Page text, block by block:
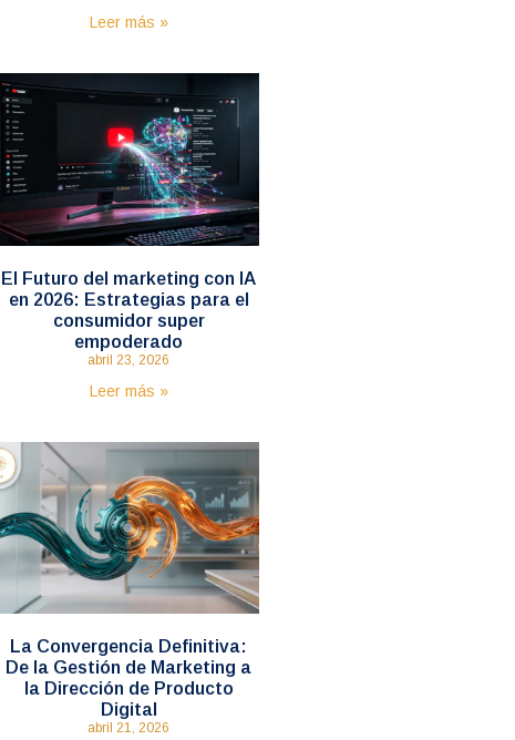
Leer más »
El Futuro del marketing con IA
en 2026: Estrategias para el
consumidor super
empoderado
abril 23, 2026
Leer más »
La Convergencia Definitiva:
De la Gestión de Marketing a
la Dirección de Producto
Digital
abril 21, 2026